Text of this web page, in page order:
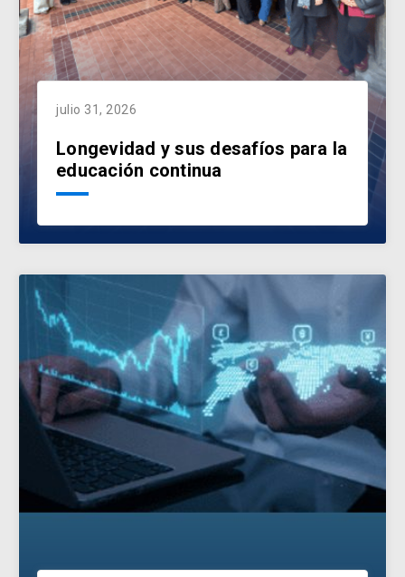
julio 31, 2026
Longevidad y sus desafíos para la
educación continua